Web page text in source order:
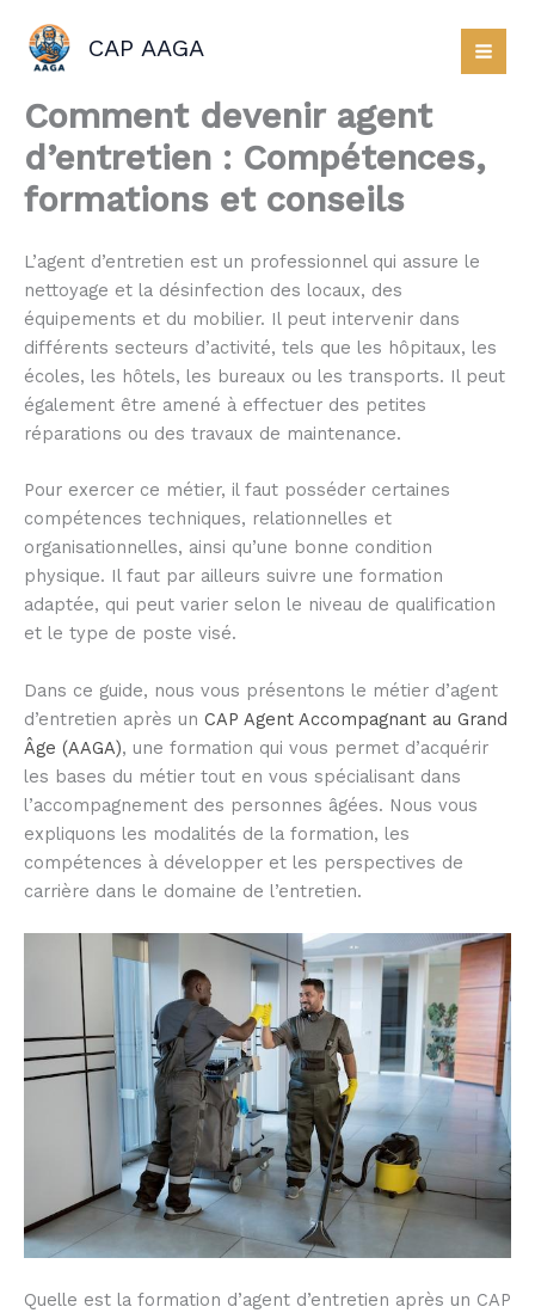
contenu
CAP AAGA
Comment devenir agent
d’entretien : Compétences,
formations et conseils
L’agent d’entretien est un professionnel qui assure le
nettoyage et la désinfection des locaux, des
équipements et du mobilier. Il peut intervenir dans
différents secteurs d’activité, tels que les hôpitaux, les
écoles, les hôtels, les bureaux ou les transports. Il peut
également être amené à effectuer des petites
réparations ou des travaux de maintenance.
Pour exercer ce métier, il faut posséder certaines
compétences techniques, relationnelles et
organisationnelles, ainsi qu’une bonne condition
physique. Il faut par ailleurs suivre une formation
adaptée, qui peut varier selon le niveau de qualification
et le type de poste visé.
Dans ce guide, nous vous présentons le métier d’agent
d’entretien après un CAP Agent Accompagnant au Grand
Âge (AAGA), une formation qui vous permet d’acquérir
les bases du métier tout en vous spécialisant dans
l’accompagnement des personnes âgées. Nous vous
expliquons les modalités de la formation, les
compétences à développer et les perspectives de
carrière dans le domaine de l’entretien.
Quelle est la formation d’agent d’entretien après un CAP